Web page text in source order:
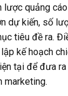
lược quảng
dự kiến, số
tiêu đề ra.
kế hoạch
tại để đưa
marketing.